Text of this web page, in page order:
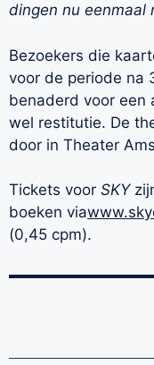
dingen nu eenmaal
Bezoekers die
voor de periode na
benaderd voor een
wel restitutie. De
door in Theater
Tickets voor SKY
boeken via
(0,45 cpm).